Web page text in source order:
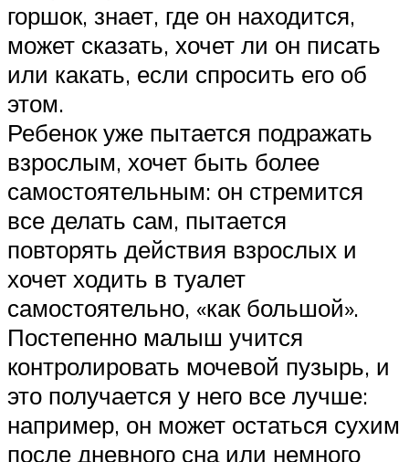
горшок, знает, где он находится,
может сказать, хочет ли он писать
или какать, если спросить его об
этом.
Ребенок уже пытается подражать
взрослым, хочет быть более
самостоятельным: он стремится
все делать сам, пытается
повторять действия взрослых и
хочет ходить в туалет
самостоятельно, «как большой».
Постепенно малыш учится
контролировать мочевой пузырь, и
это получается у него все лучше:
например, он может остаться сухим
после дневного сна или немного